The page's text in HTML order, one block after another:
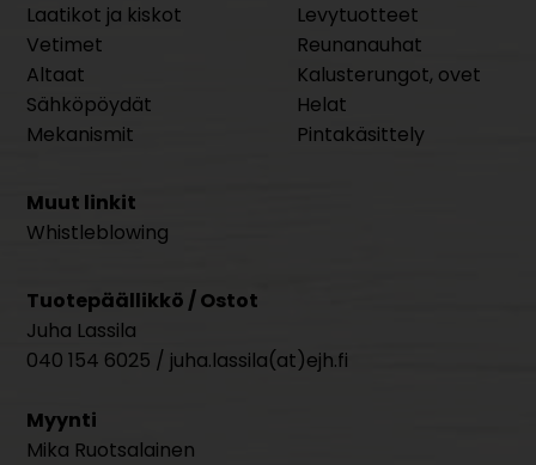
Laatikot ja kiskot
Vetimet
Altaat
Sähköpöydät
Mekanismit
Levytuotteet
Reunanauhat
Kalusterungot, ovet
Helat
Pintakäsittely
Muut linkit
Whistleblowing
Tuotepäällikkö / Ostot
Juha Lassila
040 154 6025 / juha.lassila(at)ejh.fi
Myynti
Mika Ruotsalainen